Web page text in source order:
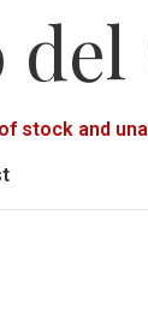
stock and